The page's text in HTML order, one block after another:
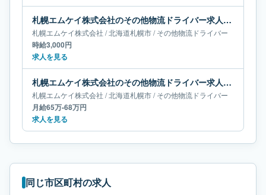
札幌エムケイ株式会社のその他物流ドライバー求人｜北海道札幌市
札幌エムケイ株式会社 /北海道札幌市/その他物流ドライバー
時給3,000円
求人を見る
札幌エムケイ株式会社のその他物流ドライバー求人｜北海道札幌市｜月給65万-68万円
札幌エムケイ株式会社 /北海道札幌市/その他物流ドライバー
月給65万-68万円
求人を見る
同じ市区町村の求人